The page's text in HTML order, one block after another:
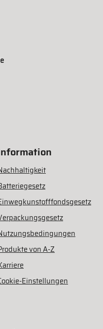
von A-Z
Einstellungen